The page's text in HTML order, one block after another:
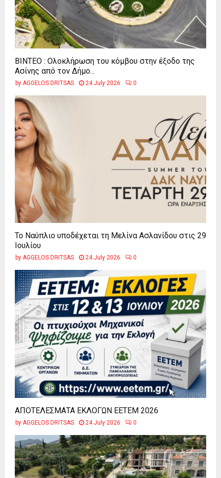
ΒΙΝΤΕΟ : Ολοκλήρωση του κόμβου στην έξοδο της
Ασίνης από τον Δήμο...
by AGGELOS DRITSAS 24 July 2026 0
Το Ναύπλιο υποδέχεται τη Μελίνα Ασλανίδου στις 29
Ιουλίου
by AGGELOS DRITSAS 24 July 2026 0
ΑΠΟΤΕΛΕΣΜΑΤΑ ΕΚΛΟΓΩΝ ΕΕΤΕΜ 2026
by AGGELOS DRITSAS 24 July 2026 0